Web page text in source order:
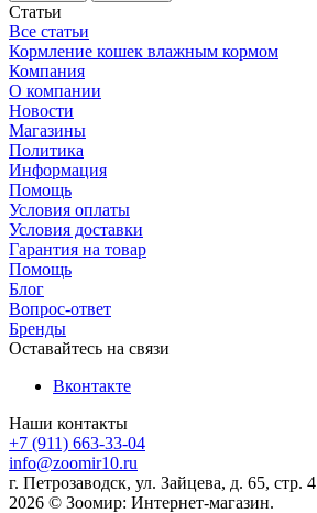
Статьи
Все статьи
Кормление кошек влажным кормом
Компания
О компании
Новости
Магазины
Политика
Информация
Помощь
Условия оплаты
Условия доставки
Гарантия на товар
Помощь
Блог
Вопрос-ответ
Бренды
Оставайтесь на связи
Вконтакте
Наши контакты
+7 (911) 663-33-04
info@zoomir10.ru
г. Петрозаводск, ул. Зайцева, д. 65, стр. 4
2026 © Зоомир: Интернет-магазин.